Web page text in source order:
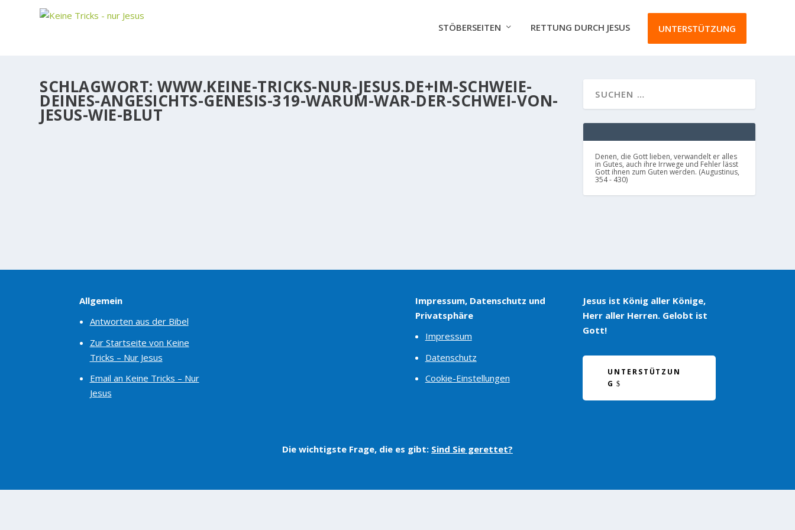
STÖBERSEITEN RETTUNG DURCH JESUS UNTERSTÜTZUNG
SCHLAGWORT:WWW.KEINE-TRICKS-NUR-JESUS.DE+IM-SCHWEIE-
DEINES-ANGESICHTS-GENESIS-319-WARUM-WAR-DER-SCHWEI-VON-
JESUS-WIE-BLUT
Denen, die Gott lieben, verwandelt er alles
in Gutes, auch ihre Irrwege und Fehler lässt
Gott ihnen zum Guten werden. (Augustinus,
354 - 430)
Allgemein
Antworten aus der Bibel
Zur Startseite von Keine
Tricks – Nur Jesus
Email an Keine Tricks – Nur
Jesus
Impressum, Datenschutz und
Privatsphäre
Impressum
Datenschutz
Cookie-Einstellungen
Jesus ist König aller Könige,
Herr aller Herren. Gelobt ist
Gott!
UNTERSTÜTZUN
G
Die wichtigste Frage, die es gibt: Sind Sie gerettet?